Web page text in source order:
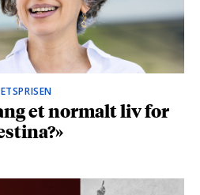
et normalt liv for